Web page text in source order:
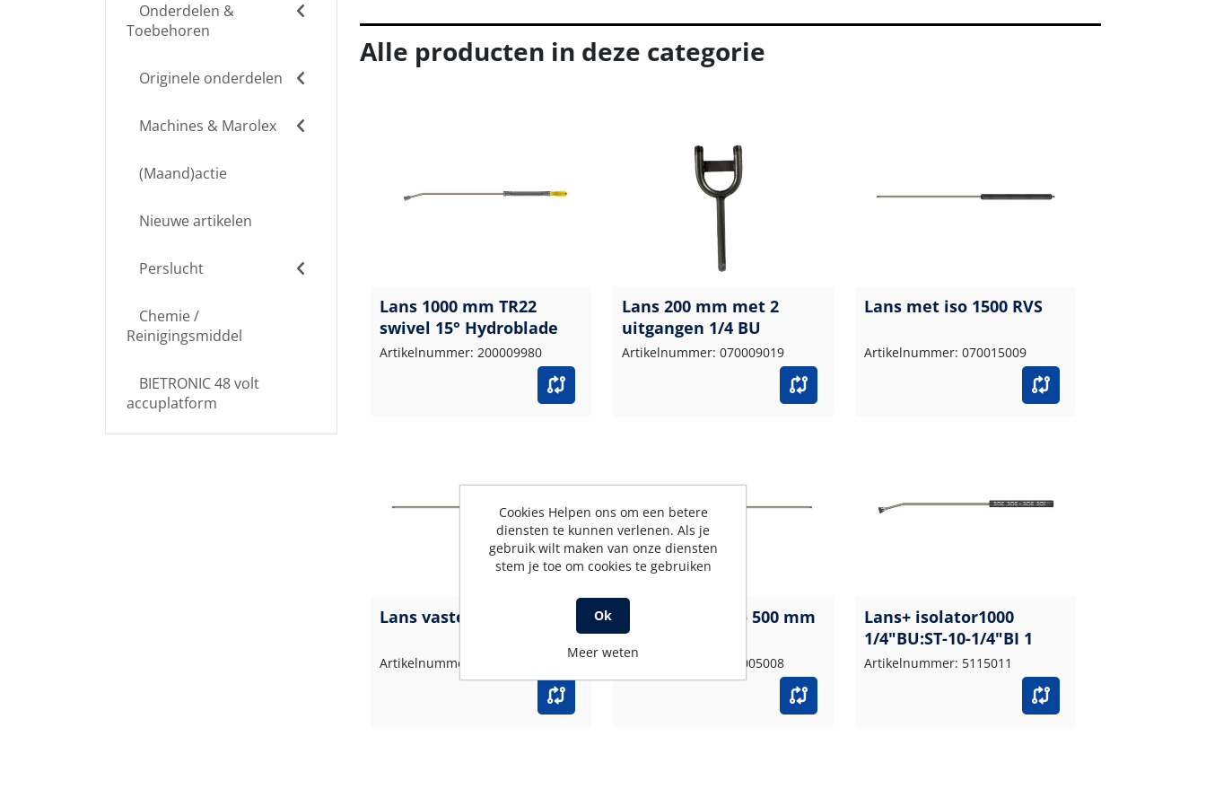
Onderdelen &
Toebehoren
Originele onderdelen
Machines & Marolex
(Maand)actie
Nieuwe artikelen
Perslucht
Chemie /
Reinigingsmiddel
BIETRONIC 48 volt
accuplatform
Alle producten in deze categorie
Lans 1000 mm TR22
swivel 15° Hydroblade
Artikelnummer: 200009980
Lans 200 mm met 2
uitgangen 1/4 BU
Artikelnummer: 070009019
Lans met iso 1500 RVS
Artikelnummer: 070015009
Lans vaste iso 1700 RVS
Artikelnummer: 070017009
Lans zonder iso 500 mm
RVS
Artikelnummer: 070005008
Lans+ isolator1000
1/4"BU:ST-10-1/4"BI 1
Artikelnummer: 5115011
Cookies Helpen ons om een betere
diensten te kunnen verlenen. Als je
gebruik wilt maken van onze diensten
stem je toe om cookies te gebruiken
Ok
Meer weten